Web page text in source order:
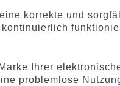
korrekte und
Ihrer
problemlose